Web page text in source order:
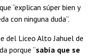
“explican súper bien y
con ninguna duda”.
del Liceo Alto Jahuel de
porque “sabía que se